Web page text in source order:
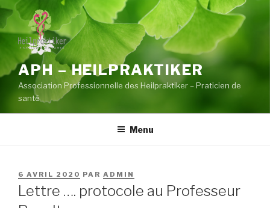
Aller
au
contenu
principal
APH – HEILPRAKTIKER
Association Professionnelle des Heilpraktiker – Praticien de
santé
Menu
PUBLIÉ
LE
6 AVRIL 2020 PAR ADMIN
Lettre …. protocole au Professeur